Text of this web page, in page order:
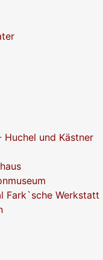
und Kästner
Fark`sche Werkstatt